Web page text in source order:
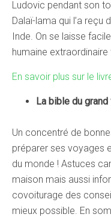
Ludovic pendant son
Dalaï-lama qui l’a reçu
Inde. On se laisse
humaine extraordinaire
En savoir plus sur le
La bible du
Un concentré de
préparer ses voyages
du monde ! Astuces
maison mais aussi
covoiturage des
mieux possible. En